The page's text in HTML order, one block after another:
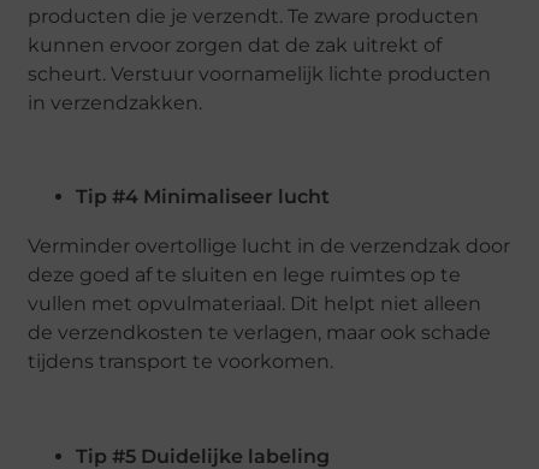
producten die je verzendt. Te zware producten
kunnen ervoor zorgen dat de zak uitrekt of
scheurt. Verstuur voornamelijk lichte producten
in verzendzakken.
Tip #4 Minimaliseer lucht
Verminder overtollige lucht in de verzendzak door
deze goed af te sluiten en lege ruimtes op te
vullen met opvulmateriaal. Dit helpt niet alleen
de verzendkosten te verlagen, maar ook schade
tijdens transport te voorkomen.
Tip #5 Duidelijke labeling